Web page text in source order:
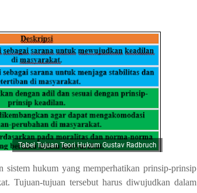
Tabel Tujuan Teori Hukum Gustav Radbruch
hukum yang memperhatikan prinsip-prinsip
Tujuan-tujuan tersebut harus diwujudkan dalam